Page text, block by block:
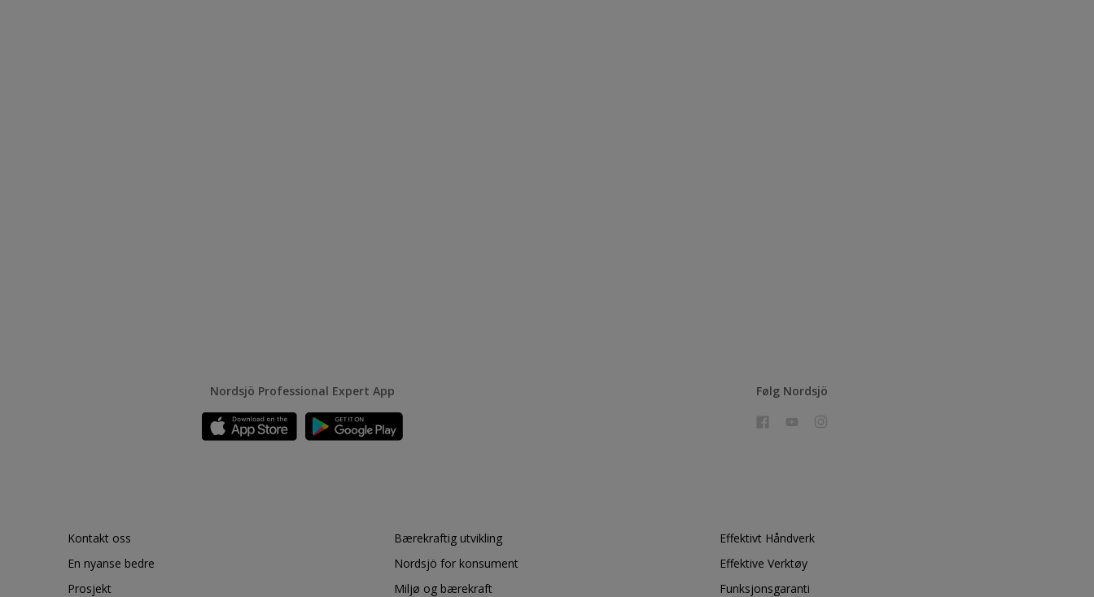
Nordsjö Professional Expert App Følg Nordsjö
Kontakt oss
En nyanse bedre
Prosjekt
Bærekraftig utvikling
Nordsjö for konsument
Miljø og bærekraft
Effektivt Håndverk
Effektive Verktøy
Funksjonsgaranti